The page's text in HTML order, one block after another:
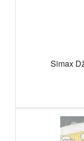
Simax